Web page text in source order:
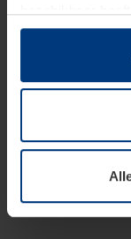
hun diensten
Juridisch
van deze
soorten cookies
toestemming
wijzigen of